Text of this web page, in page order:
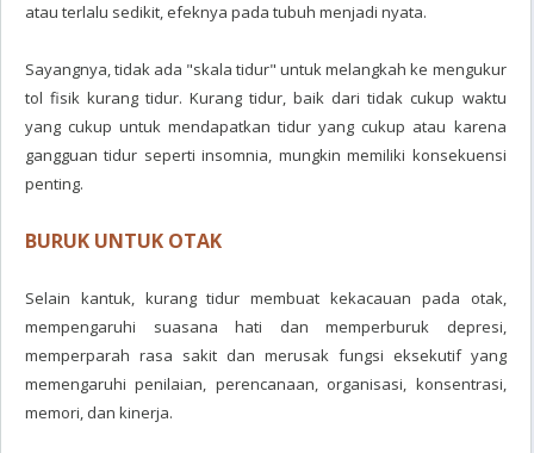
atau terlalu sedikit, efeknya pada tubuh menjadi nyata.
Sayangnya, tidak ada "skala tidur" untuk melangkah ke mengukur
tol fisik kurang tidur. Kurang tidur, baik dari tidak cukup waktu
yang cukup untuk mendapatkan tidur yang cukup atau karena
gangguan tidur seperti insomnia, mungkin memiliki konsekuensi
penting.
BURUK UNTUK OTAK
Selain kantuk, kurang tidur membuat kekacauan pada otak,
mempengaruhi suasana hati dan memperburuk depresi,
memperparah rasa sakit dan merusak fungsi eksekutif yang
memengaruhi penilaian, perencanaan, organisasi, konsentrasi,
memori, dan kinerja.